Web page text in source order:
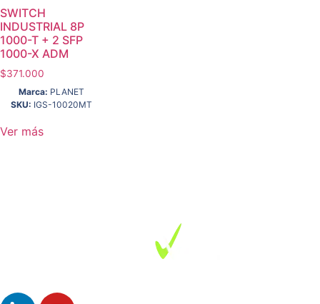
SWITCH
INDUSTRIAL 8P
1000-T + 2 SFP
1000-X ADM
$371.000
Marca: PLANET
SKU: IGS-10020MT
Ver más